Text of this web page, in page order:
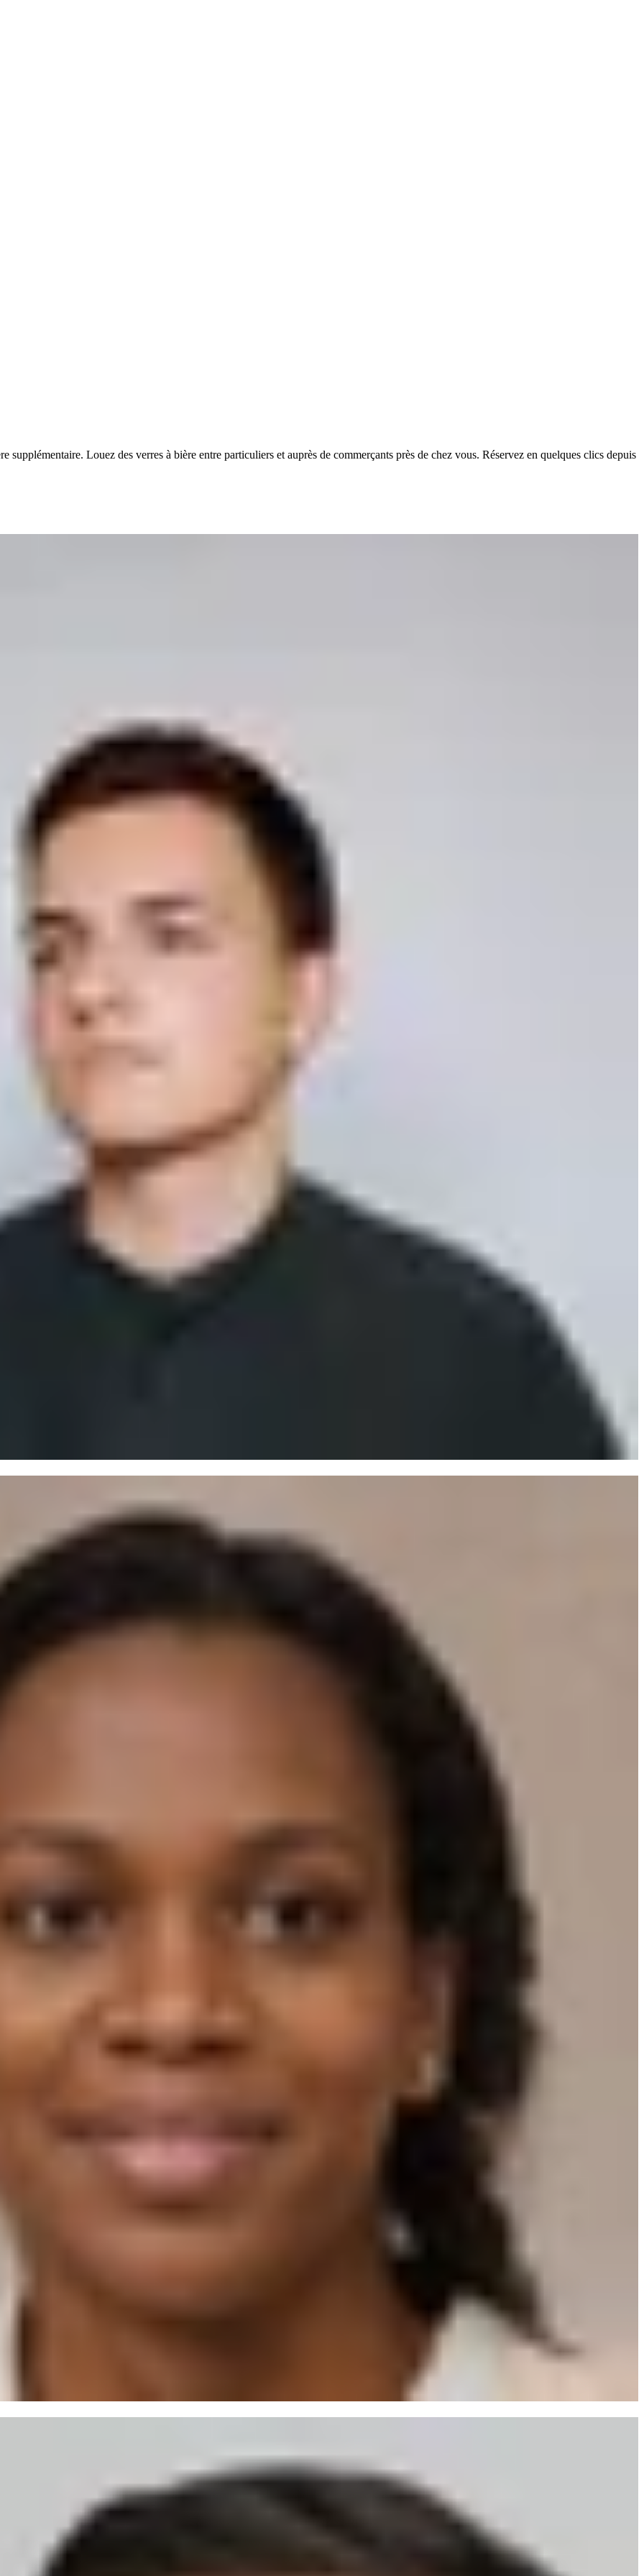
supplémentaire. Louez des verres à bière entre particuliers et auprès de commerçants près de chez vous. Réservez en quelques clics depuis